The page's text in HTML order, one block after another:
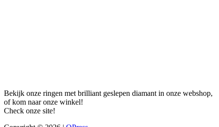
Bekijk onze ringen met brilliant geslepen diamant in onze webshop,
of kom naar onze winkel!
Check onze site!